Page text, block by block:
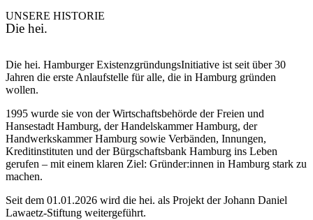
UNSERE HISTORIE
Die hei.
Die hei. Hamburger ExistenzgründungsInitiative ist seit über 30
Jahren die erste Anlaufstelle für alle, die in Hamburg gründen
wollen.
1995 wurde sie von der Wirtschaftsbehörde der Freien und
Hansestadt Hamburg, der Handelskammer Hamburg, der
Handwerkskammer Hamburg sowie Verbänden, Innungen,
Kreditinstituten und der Bürgschaftsbank Hamburg ins Leben
gerufen – mit einem klaren Ziel: Gründer:innen in Hamburg stark zu
machen.
Seit dem 01.01.2026 wird die hei. als Projekt der Johann Daniel
Lawaetz-Stiftung weitergeführt.